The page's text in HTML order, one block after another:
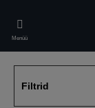
main
content
Menüü
Filtrid